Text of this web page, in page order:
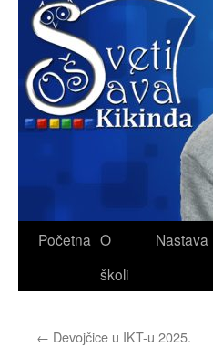
Skip
Početna O
školi
Nastava
← Devojčice u IKT-u 2025.